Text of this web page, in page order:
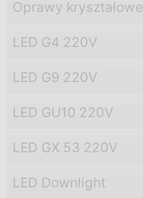
Oprawy kryształowe
LED G4 220V
LED G9 220V
LED GU10 220V
LED GX 53 220V
LED Downlight